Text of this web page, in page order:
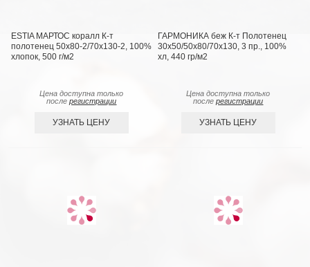
ESTIA МАРТОС коралл К-т
полотенец 50х80-2/70х130-2, 100%
хлопок, 500 г/м2
Цена доступна только
послерегистрации
УЗНАТЬ ЦЕНУ
ГАРМОНИКА беж К-т Полотенец
30х50/50х80/70х130, 3 пр., 100%
хл, 440 гр/м2
Цена доступна только
послерегистрации
УЗНАТЬ ЦЕНУ